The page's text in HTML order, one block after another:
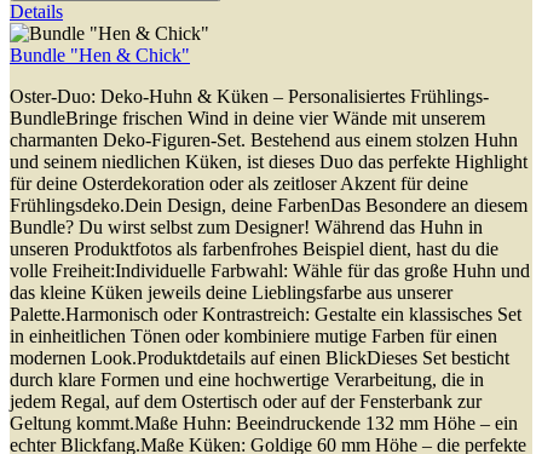
Details
Bundle "Hen & Chick"
Oster-Duo: Deko-Huhn & Küken – Personalisiertes Frühlings-
BundleBringe frischen Wind in deine vier Wände mit unserem
charmanten Deko-Figuren-Set. Bestehend aus einem stolzen Huhn
und seinem niedlichen Küken, ist dieses Duo das perfekte Highlight
für deine Osterdekoration oder als zeitloser Akzent für deine
Frühlingsdeko.Dein Design, deine FarbenDas Besondere an diesem
Bundle? Du wirst selbst zum Designer! Während das Huhn in
unseren Produktfotos als farbenfrohes Beispiel dient, hast du die
volle Freiheit:Individuelle Farbwahl: Wähle für das große Huhn und
das kleine Küken jeweils deine Lieblingsfarbe aus unserer
Palette.Harmonisch oder Kontrastreich: Gestalte ein klassisches Set
in einheitlichen Tönen oder kombiniere mutige Farben für einen
modernen Look.Produktdetails auf einen BlickDieses Set besticht
durch klare Formen und eine hochwertige Verarbeitung, die in
jedem Regal, auf dem Ostertisch oder auf der Fensterbank zur
Geltung kommt.Maße Huhn: Beeindruckende 132 mm Höhe – ein
echter Blickfang.Maße Küken: Goldige 60 mm Höhe – die perfekte